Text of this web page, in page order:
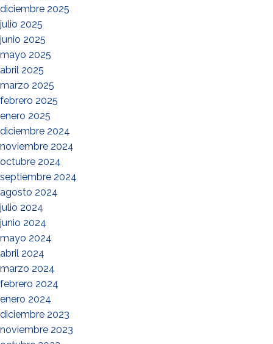
diciembre 2025
julio 2025
junio 2025
mayo 2025
abril 2025
marzo 2025
febrero 2025
enero 2025
diciembre 2024
noviembre 2024
octubre 2024
septiembre 2024
agosto 2024
julio 2024
junio 2024
mayo 2024
abril 2024
marzo 2024
febrero 2024
enero 2024
diciembre 2023
noviembre 2023